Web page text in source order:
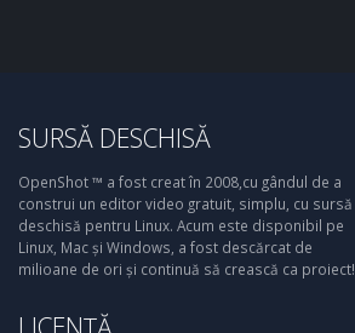
SURSĂ DESCHISĂ
OpenShot ™ a fost creat în 2008,cu gândul de a
construi un editor video gratuit, simplu, cu sursă
deschisă pentru Linux. Acum este disponibil pe
Linux, Mac și Windows, a fost descărcat de
milioane de ori și continuă să crească ca proiect!